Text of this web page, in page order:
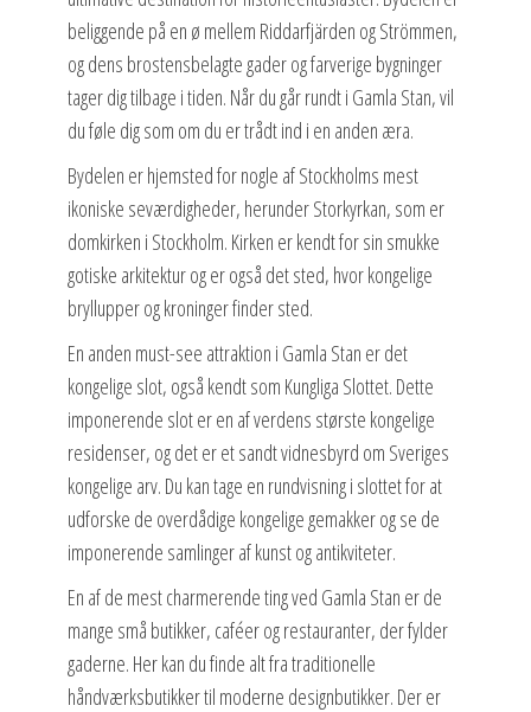
beliggende på en ø mellem Riddarfjärden og Strömmen,
og dens brostensbelagte gader og farverige bygninger
tager dig tilbage i tiden. Når du går rundt i Gamla Stan, vil
du føle dig som om du er trådt ind i en anden æra.
Bydelen er hjemsted for nogle af Stockholms mest
ikoniske seværdigheder, herunder Storkyrkan, som er
domkirken i Stockholm. Kirken er kendt for sin smukke
gotiske arkitektur og er også det sted, hvor kongelige
bryllupper og kroninger finder sted.
En anden must-see attraktion i Gamla Stan er det
kongelige slot, også kendt som Kungliga Slottet. Dette
imponerende slot er en af verdens største kongelige
residenser, og det er et sandt vidnesbyrd om Sveriges
kongelige arv. Du kan tage en rundvisning i slottet for at
udforske de overdådige kongelige gemakker og se de
imponerende samlinger af kunst og antikviteter.
En af de mest charmerende ting ved Gamla Stan er de
mange små butikker, caféer og restauranter, der fylder
gaderne. Her kan du finde alt fra traditionelle
håndværksbutikker til moderne designbutikker. Der er